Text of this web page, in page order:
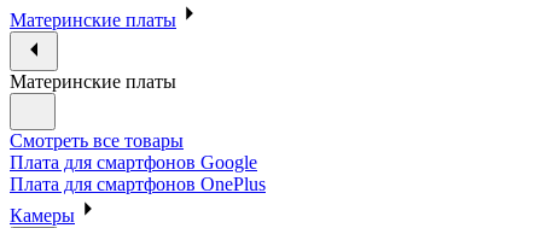
Материнские платы
Материнские платы
Смотреть все товары
Плата для смартфонов Google
Плата для смартфонов OnePlus
Камеры